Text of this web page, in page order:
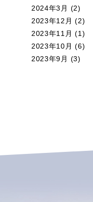
2024年3月 (2)
2023年12月 (2)
2023年11月 (1)
2023年10月 (6)
2023年9月 (3)